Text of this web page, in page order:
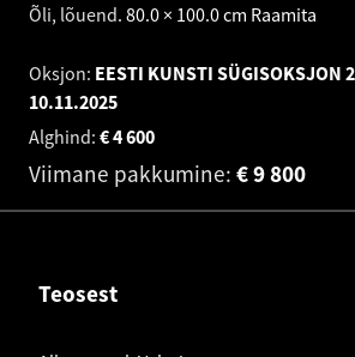
Õli, lõuend. 80.0 × 100.0 cm Raamita
Oksjon: EESTI KUNSTI SÜGISOKSJON
10.11.2025
Alghind:
4 600
€
Viimane pakkumine: 9 800
€
Teosest